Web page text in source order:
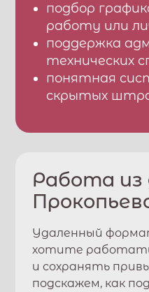
подбор
работу или
поддержка
технических
понятная
скрытых
Работа из
Удаленный
хотите
и сохранять
подскажем, как